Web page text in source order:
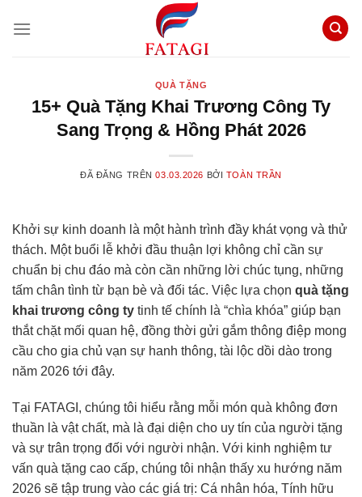
đến
QUÀ TẶNG
15+ Quà Tặng Khai Trương Công Ty
Sang Trọng & Hồng Phát 2026
ĐÃ ĐĂNG TRÊN03.03.2026 BỞI TOÀN TRẦN
Khởi sự kinh doanh là một hành trình đầy khát vọng và thử
thách. Một buổi lễ khởi đầu thuận lợi không chỉ cần sự
chuẩn bị chu đáo mà còn cần những lời chúc tụng, những
tấm chân tình từ bạn bè và đối tác. Việc lựa chọn quà tặng
khai trương công ty tinh tế chính là “chìa khóa” giúp bạn
thắt chặt mối quan hệ, đồng thời gửi gắm thông điệp mong
cầu cho gia chủ vạn sự hanh thông, tài lộc dồi dào trong
năm 2026 tới đây.
Tại FATAGI, chúng tôi hiểu rằng mỗi món quà không đơn
thuần là vật chất, mà là đại diện cho uy tín của người tặng
và sự trân trọng đối với người nhận. Với kinh nghiệm tư
vấn quà tặng cao cấp, chúng tôi nhận thấy xu hướng năm
2026 sẽ tập trung vào các giá trị: Cá nhân hóa, Tính hữu